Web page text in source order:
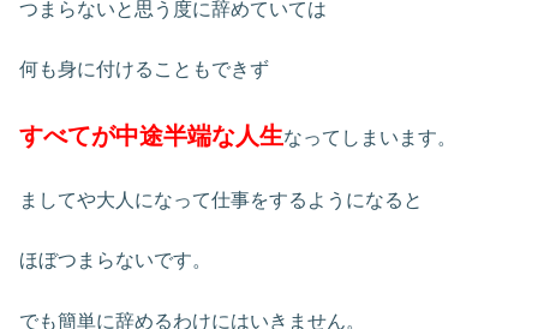
つまらないと思う度に辞めていては
何も身に付けることもできず
すべてが中途半端な人生なってしまいます。
ましてや大人になって仕事をするようになると
ほぼつまらないです。
でも簡単に辞めるわけにはいきません。